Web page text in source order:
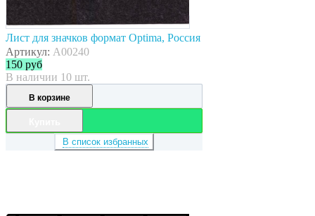
Лист для значков формат Optima, Россия
Артикул: A00240
150 руб
В наличии 10 шт.
В корзине
В список избранных